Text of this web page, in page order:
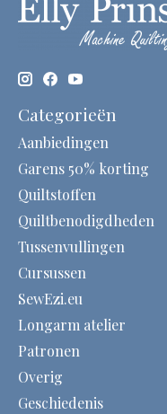
Categorieën
Aanbiedingen
Garens 50% korting
Quiltstoffen
Quiltbenodigdheden
Tussenvullingen
Cursussen
SewEzi.eu
Longarm atelier
Patronen
Overig
Geschiedenis